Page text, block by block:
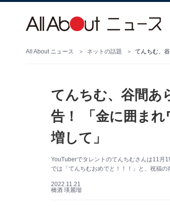
All About ニュース ネットの話題
てんちむ、谷間あ
告！ 「金に囲ま
増して」
YouTuberでタレントのてんちむさんは11月
では「てんちむおめでと！！！」と、祝福の
2022.11.21
橋酒 瑛麗瑠